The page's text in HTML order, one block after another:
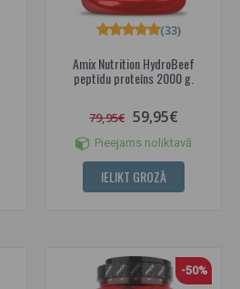
Amix Nutrition HydroBeef
peptīdu proteīns 2000 g.
(33)
79,95€ 59,95€
Pieejams noliktavā
IELIKT GROZĀ
-50%